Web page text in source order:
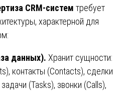
CRM-систем требует
характерной для
данных). Хранит сущности:
контакты (Contacts), сделки
(Tasks), звонки (Calls),